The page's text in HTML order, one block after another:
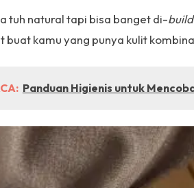
tuh natural tapi bisa banget di-
buat kamu yang punya kulit
Panduan Higienis untuk